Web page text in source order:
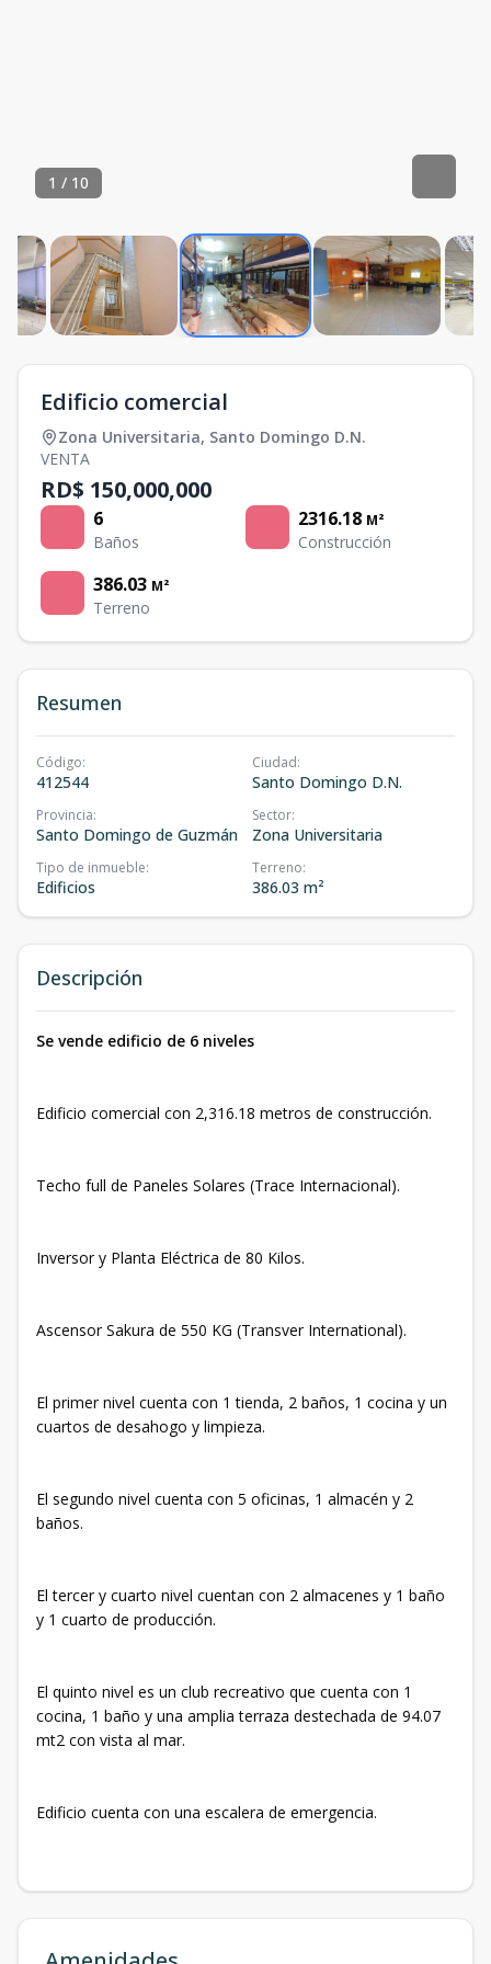
1 / 10
Edificio comercial
Zona Universitaria, Santo Domingo D.N.
VENTA
RD$ 150,000,000
6
Baños
2316.18 M²
Construcción
386.03 M²
Terreno
Resumen
Código:
412544
Ciudad:
Santo Domingo D.N.
Provincia:
Santo Domingo de Guzmán
Sector:
Zona Universitaria
Tipo de inmueble:
Edificios
Terreno:
386.03 m²
Descripción
Se vende edificio de 6 niveles
Edificio comercial con 2,316.18 metros de construcción.
Techo full de Paneles Solares (Trace Internacional).
Inversor y Planta Eléctrica de 80 Kilos.
Ascensor Sakura de 550 KG (Transver International).
El primer nivel cuenta con 1 tienda, 2 baños, 1 cocina y un
cuartos de desahogo y limpieza.
El segundo nivel cuenta con 5 oficinas, 1 almacén y 2
baños.
El tercer y cuarto nivel cuentan con 2 almacenes y 1 baño
y 1 cuarto de producción.
El quinto nivel es un club recreativo que cuenta con 1
cocina, 1 baño y una amplia terraza destechada de 94.07
mt2 con vista al mar.
Edificio cuenta con una escalera de emergencia.